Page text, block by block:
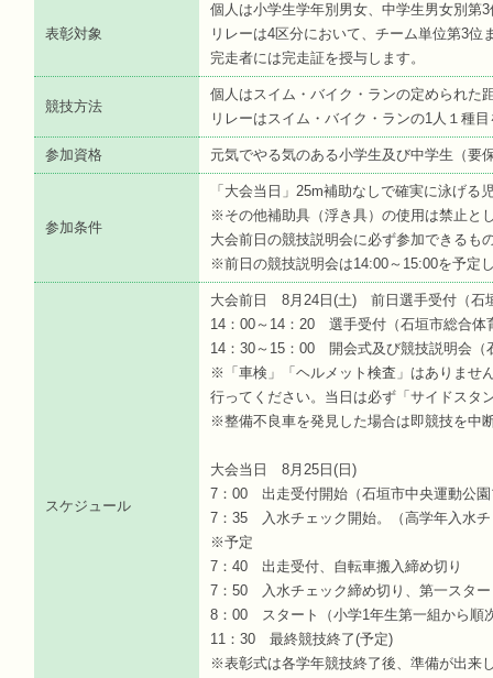
表彰対象
個人は小学生学年別男女、中学生男女別第
リレーは4区分において、チーム単位第3位
完走者には完走証を授与します。
競技方法
個人はスイム・バイク・ランの定められた
リレーはスイム・バイク・ランの1人１種
参加資格 元気でやる気のある小学生及び中学生（要
参加条件
「大会当日」25m補助なしで確実に泳げる
※その他補助具（浮き具）の使用は禁止と
大会前日の競技説明会に必ず参加できるも
※前日の競技説明会は14:00～15:00を予定
スケジュール
大会前日 8月24日(土) 前日選手受付（石
14：00～14：20 選手受付（石垣市総合体
14：30～15：00 開会式及び競技説明会（
※「車検」「ヘルメット検査」はありませ
行ってください。当日は必ず「サイドスタ
※整備不良車を発見した場合は即競技を中
大会当日 8月25日(日)
7：00 出走受付開始（石垣市中央運動公
7：35 入水チェック開始。（高学年入水
※予定
7：40 出走受付、自転車搬入締め切り
7：50 入水チェック締め切り、第一スター
8：00 スタート（小学1年生第一組から順
11：30 最終競技終了(予定)
※表彰式は各学年競技終了後、準備が出来